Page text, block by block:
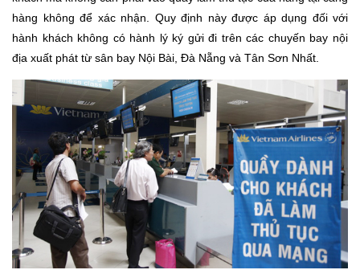
hàng không để xác nhận. Quy định này được áp dụng đối với
hành khách không có hành lý ký gửi đi trên các chuyến bay nội
địa xuất phát từ sân bay Nội Bài, Đà Nẵng và Tân Sơn Nhất.